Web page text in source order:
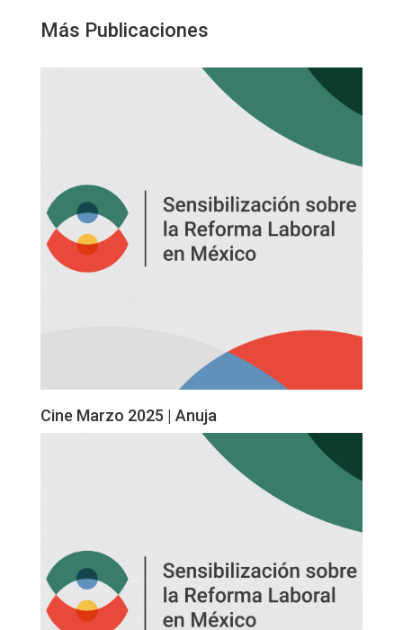
Más Publicaciones
Cine Marzo 2025 | Anuja